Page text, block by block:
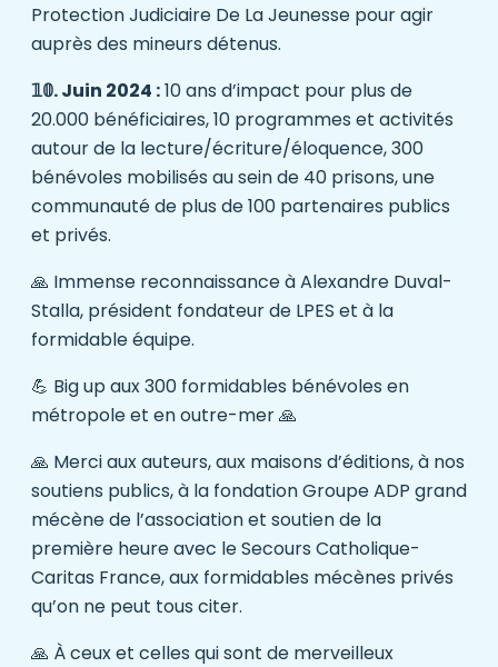
Protection Judiciaire De La Jeunesse pour agir
auprès des mineurs détenus.
𝟙𝟘. Juin 2024 :10 ans d’impact pour plus de
20.000 bénéficiaires, 10 programmes et activités
autour de la lecture/écriture/éloquence, 300
bénévoles mobilisés au sein de 40 prisons, une
communauté de plus de 100 partenaires publics
et privés.
🙏 Immense reconnaissance à Alexandre Duval-
Stalla, président fondateur de LPES et à la
formidable équipe.
💪 Big up aux 300 formidables bénévoles en
métropole et en outre-mer 🙏
🙏 Merci aux auteurs, aux maisons d’éditions, à nos
soutiens publics, à la fondation Groupe ADP grand
mécène de l’association et soutien de la
première heure avec leSecours Catholique-
Caritas France, aux formidables mécènes privés
qu’on ne peut tous citer.
🙏 À ceux et celles qui sont de merveilleux